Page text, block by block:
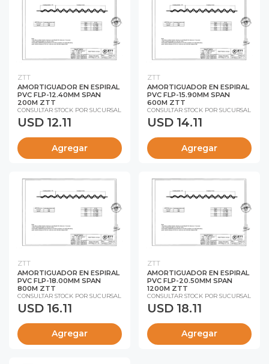
ZTT
AMORTIGUADOR EN ESPIRAL
PVC FLP-12.40MM SPAN
200M ZTT
CONSULTAR STOCK POR SUCURSAL
USD 12.11
Agregar
ZTT
AMORTIGUADOR EN ESPIRAL
PVC FLP-15.90MM SPAN
600M ZTT
CONSULTAR STOCK POR SUCURSAL
USD 14.11
Agregar
ZTT
AMORTIGUADOR EN ESPIRAL
PVC FLP-18.00MM SPAN
800M ZTT
CONSULTAR STOCK POR SUCURSAL
USD 16.11
Agregar
ZTT
AMORTIGUADOR EN ESPIRAL
PVC FLP-20.50MM SPAN
1200M ZTT
CONSULTAR STOCK POR SUCURSAL
USD 18.11
Agregar